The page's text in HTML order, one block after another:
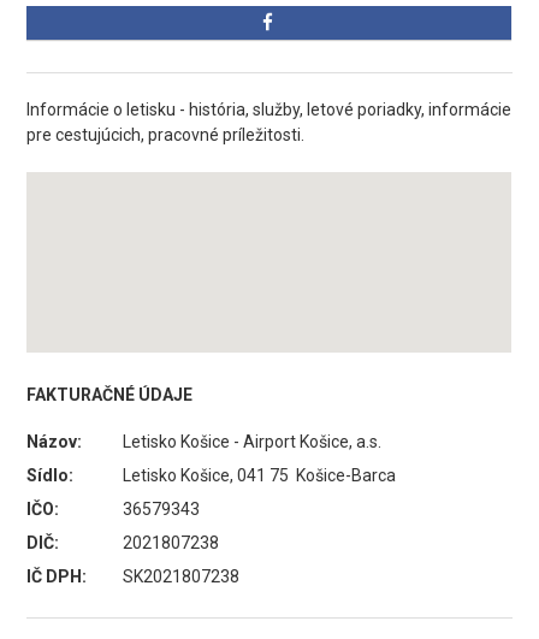
Informácie o letisku - história, služby, letové poriadky, informácie
pre cestujúcich, pracovné príležitosti.
FAKTURAČNÉ ÚDAJE
Názov:
Letisko Košice - Airport Košice, a.s.
Sídlo:
Letisko Košice, 041 75 Košice-Barca
IČO:
36579343
DIČ:
2021807238
IČ DPH:
SK2021807238